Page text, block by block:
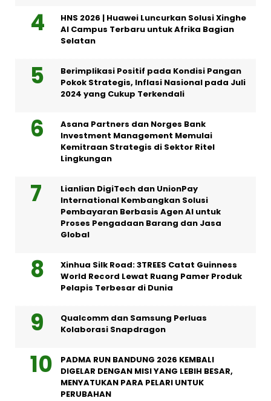
HNS 2026 | Huawei Luncurkan Solusi Xinghe
AI Campus Terbaru untuk Afrika Bagian
Selatan
Berimplikasi Positif pada Kondisi Pangan
Pokok Strategis, Inflasi Nasional pada Juli
2024 yang Cukup Terkendali
Asana Partners dan Norges Bank
Investment Management Memulai
Kemitraan Strategis di Sektor Ritel
Lingkungan
Lianlian DigiTech dan UnionPay
International Kembangkan Solusi
Pembayaran Berbasis Agen AI untuk
Proses Pengadaan Barang dan Jasa
Global
Xinhua Silk Road: 3TREES Catat Guinness
World Record Lewat Ruang Pamer Produk
Pelapis Terbesar di Dunia
Qualcomm dan Samsung Perluas
Kolaborasi Snapdragon
PADMA RUN BANDUNG 2026 KEMBALI
DIGELAR DENGAN MISI YANG LEBIH BESAR,
MENYATUKAN PARA PELARI UNTUK
PERUBAHAN